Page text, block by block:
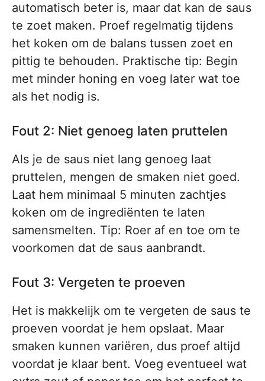
automatisch beter is, maar dat kan de saus
te zoet maken. Proef regelmatig tijdens
het koken om de balans tussen zoet en
pittig te behouden. Praktische tip: Begin
met minder honing en voeg later wat toe
als het nodig is.
Fout 2: Niet genoeg laten pruttelen
Als je de saus niet lang genoeg laat
pruttelen, mengen de smaken niet goed.
Laat hem minimaal 5 minuten zachtjes
koken om de ingrediënten te laten
samensmelten. Tip: Roer af en toe om te
voorkomen dat de saus aanbrandt.
Fout 3: Vergeten te proeven
Het is makkelijk om te vergeten de saus te
proeven voordat je hem opslaat. Maar
smaken kunnen variëren, dus proef altijd
voordat je klaar bent. Voeg eventueel wat